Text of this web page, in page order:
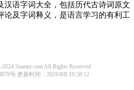
汉语字词大全，包括历代古诗词原文
论及字词释义，是语言学习的有利工
Siamnt.com All Rights Reserved
号 更新时间：2026/8/8 19:58:12